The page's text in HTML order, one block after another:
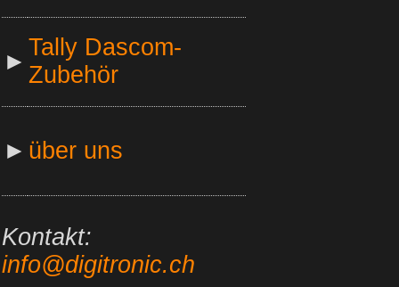
►
Tally Dascom-
Zubehör
► über uns
Kontakt:
info@digitronic.ch